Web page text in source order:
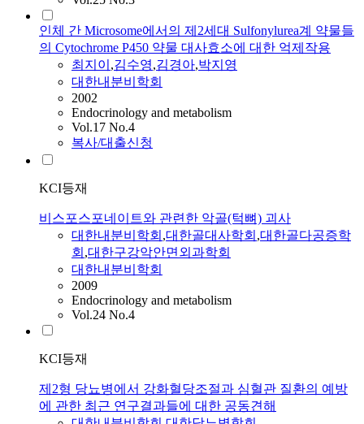
인체 간 Microsome에서의 제2세대 Sulfonylurea계 약물들
의 Cytochrome P450 약물 대사효소에 대한 억제작용
최지이 ,김수영,김경아,박지영
대한내분비학회
2002
Endocrinology and metabolism
Vol.17 No.4
복사/대출신청
KCI등재
비스포스포네이트와 관련한 악골(턱뼈) 괴사
대한내분비학회 ,대한골대사학회 ,대한골다공증학
회 ,대한구강악안면외과학회
대한내분비학회
2009
Endocrinology and metabolism
Vol.24 No.4
KCI등재
제2형 당뇨병에서 강화혈당조절과 심혈관 질환의 예방
에 관한 최근 연구결과들에 대한 공동견해